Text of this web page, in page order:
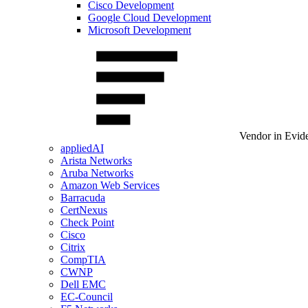
Cisco Development
Google Cloud Development
Microsoft Development
Vendor in
appliedAI
Arista Networks
Aruba Networks
Amazon Web Services
Barracuda
CertNexus
Check Point
Cisco
Citrix
CompTIA
CWNP
Dell EMC
EC-Council